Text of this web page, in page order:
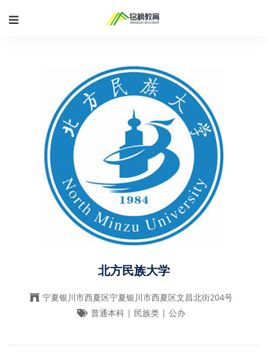
北方民族大学
宁夏银川市西夏区宁夏银川市西夏区文昌北街204号
普通本科 | 民族类 | 公办